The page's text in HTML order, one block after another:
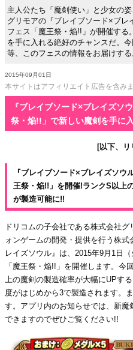
主人公たち「魔剣使い」と少女の
グリモアの『ブレイブソード×ブレ
フェス「魔王祭・焔!!」が開催する
を手に入れる絶好のチャンスだ。
等、このフェスの情報をお届けする
2015年09月01日
本サイトはアフィリエイト広告を含みま
『ブレイブソード×ブレイズソ
祭・焔!!」で新しい魔剣を手に
[以下、リ
『ブレイブソード×ブレイズソウ
王祭・焔!!」を開催!ランクS以上
が製造可能に!!
ドリコムの子会社である株式会社
ォンゲームの開発・提供を行う株
レイズソウル』は、2015年9月1日
「魔王祭・焔!!」を開催します。今
上の魔剣の製造確率が大幅にUPす
度がはじめから3で製造されます。
す。アプリ内のお知らせでは、新
できますのでぜひご覧ください!!